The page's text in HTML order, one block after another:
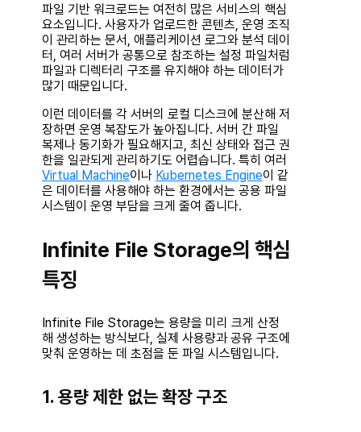
파일 기반 워크로드는 여전히 많은 서비스의 핵심
요소입니다. 사용자가 업로드한 콘텐츠, 운영 조직
이 관리하는 문서, 애플리케이션 로그와 분석 데이
터, 여러 서버가 공통으로 참조하는 설정 파일처럼
파일과 디렉터리 구조를 유지해야 하는 데이터가
많기 때문입니다.
이런 데이터를 각 서버의 로컬 디스크에 분산해 저
장하면 운영 복잡도가 높아집니다. 서버 간 파일
복제나 동기화가 필요해지고, 최신 상태와 접근 권
한을 일관되게 관리하기도 어렵습니다. 특히 여러
Virtual Machine이나 Kubernetes Engine이 같
은 데이터를 사용해야 하는 환경에서는 공용 파일
시스템이 운영 부담을 크게 줄여 줍니다.
Infinite File Storage의 핵심
특징
Infinite File Storage는 용량을 미리 크게 산정
해 생성하는 방식보다, 실제 사용량과 공유 구조에
맞춰 운영하는 데 초점을 둔 파일 시스템입니다.
1. 용량 제한 없는 확장 구조